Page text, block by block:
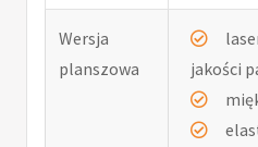
Wersja
planszowa
jakości